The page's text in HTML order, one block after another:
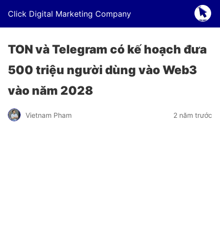
Click Digital Marketing Company
TON và Telegram có kế hoạch đưa
500 triệu người dùng vào Web3
vào năm 2028
Vietnam Pham 2 năm trước